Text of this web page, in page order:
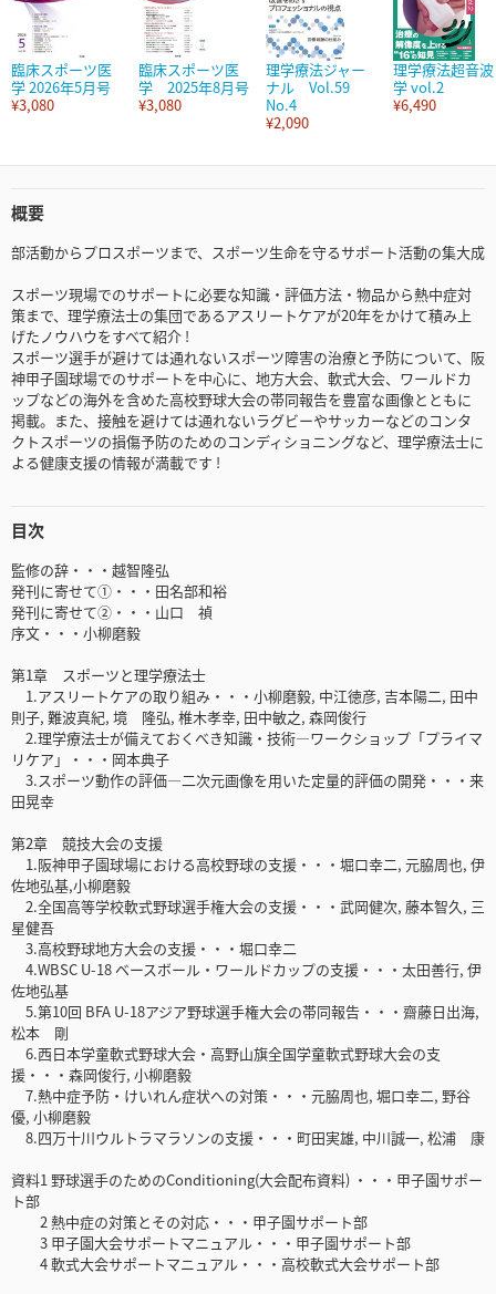
臨床スポーツ医
学 2026年5月号
¥3,080
臨床スポーツ医
学 2025年8月号
¥3,080
理学療法ジャー
ナル Vol.59
No.4
¥2,090
理学療法超音波
学 vol.2
¥6,490
概要
部活動からプロスポーツまで、スポーツ生命を守るサポート活動の集大成
スポーツ現場でのサポートに必要な知識・評価方法・物品から熱中症対
策まで、理学療法士の集団であるアスリートケアが20年をかけて積み上
げたノウハウをすべて紹介 !
スポーツ選手が避けては通れないスポーツ障害の治療と予防について、阪
神甲子園球場でのサポートを中心に、地方大会、軟式大会、ワールドカ
ップなどの海外を含めた高校野球大会の帯同報告を豊富な画像とともに
掲載。また、接触を避けては通れないラグビーやサッカーなどのコンタ
クトスポーツの損傷予防のためのコンディショニングなど、理学療法士に
よる健康支援の情報が満載です !
目次
監修の辞・・・越智隆弘
発刊に寄せて①・・・田名部和裕
発刊に寄せて②・・・山口 禎
序文・・・小柳磨毅
第1章 スポーツと理学療法士
1.アスリートケアの取り組み・・・小柳磨毅, 中江徳彦, 吉本陽二, 田中
則子, 難波真紀, 境 隆弘, 椎木孝幸, 田中敏之, 森岡俊行
2.理学療法士が備えておくべき知識・技術―ワークショップ「プライマ
リケア」・・・岡本典子
3.スポーツ動作の評価―二次元画像を用いた定量的評価の開発・・・来
田晃幸
第2章 競技大会の支援
1.阪神甲子園球場における高校野球の支援・・・堀口幸二, 元脇周也, 伊
佐地弘基,小柳磨毅
2.全国高等学校軟式野球選手権大会の支援・・・武岡健次, 藤本智久, 三
星健吾
3.高校野球地方大会の支援・・・堀口幸二
4.WBSC U-18 ベースボール・ワールドカップの支援・・・太田善行, 伊
佐地弘基
5.第10回 BFA U-18アジア野球選手権大会の帯同報告・・・齋藤日出海,
松本 剛
6.西日本学童軟式野球大会・高野山旗全国学童軟式野球大会の支
援・・・森岡俊行, 小柳磨毅
7.熱中症予防・けいれん症状への対策・・・元脇周也, 堀口幸二, 野谷
優, 小柳磨毅
8.四万十川ウルトラマラソンの支援・・・町田実雄, 中川誠一, 松浦 康
資料1 野球選手のためのConditioning(大会配布資料) ・・・甲子園サポー
ト部
2 熱中症の対策とその対応・・・甲子園サポート部
3 甲子園大会サポートマニュアル・・・甲子園サポート部
4 軟式大会サポートマニュアル・・・高校軟式大会サポート部